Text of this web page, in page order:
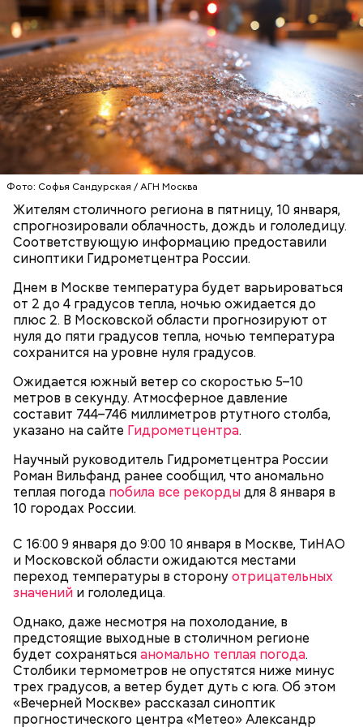
Фото: Софья Сандурская / АГН Москва
Жителям столичного региона в пятницу, 10 января,
спрогнозировали облачность, дождь и гололедицу.
Соответствующую информацию предоставили
синоптики Гидрометцентра России.
Днем в Москве температура будет варьироваться
от 2 до 4 градусов тепла, ночью ожидается до
плюс 2. В Московской области прогнозируют от
нуля до пяти градусов тепла, ночью температура
сохранится на уровне нуля градусов.
Ожидается южный ветер со скоростью 5–10
метров в секунду. Атмосферное давление
составит 744–746 миллиметров ртутного столба,
указано на сайте Гидрометцентра.
Научный руководитель Гидрометцентра России
Роман Вильфанд ранее сообщил, что аномально
теплая погода побила все рекордыдля 8 января в
10 городах России.
С 16:00 9 января до 9:00 10 января в Москве, ТиНАО
и Московской области ожидаются местами
переход температуры в сторонуотрицательных
значений и гололедица.
Однако, даже несмотря на похолодание, в
предстоящие выходные в столичном регионе
будет сохранятьсяаномально теплая погода.
Столбики термометров не опустятся ниже минус
трех градусов, а ветер будет дуть с юга. Об этом
«Вечерней Москве» рассказал синоптик
прогностического центра «Метео» Александр
— Маршрут затрагивает востребованные улицы
районов. Таким образом, жители разных районов
смогут как отдыхать, так и ездить по делам по
реализованным велополосам и велодорожкам.
Фото: Shutterstock
Где проходит
Существуют несколько версий, какой именно дом
стал прототипом жилища Мастера. Но согласно
самой популярной — это подвал дома № 9, что в
Мансуровском переулке. Здесь жили друзья
Булгакова — братья Топлениновы. Писатель часто
Небольшой деревянный дом построили в начале
XIX века, предположительно, в 1830 годах. В здании
есть полуподвальный этаж, который обустроен
под жилое помещение.
«Кинематографическая лужа»:
булгаковед — о новой
экранизации «Мастера и
Маргариты»
Большой Гнездниковский переулок
Метароман не для всех: чем
удивит новая экранизация
«Мастера и Маргариты»